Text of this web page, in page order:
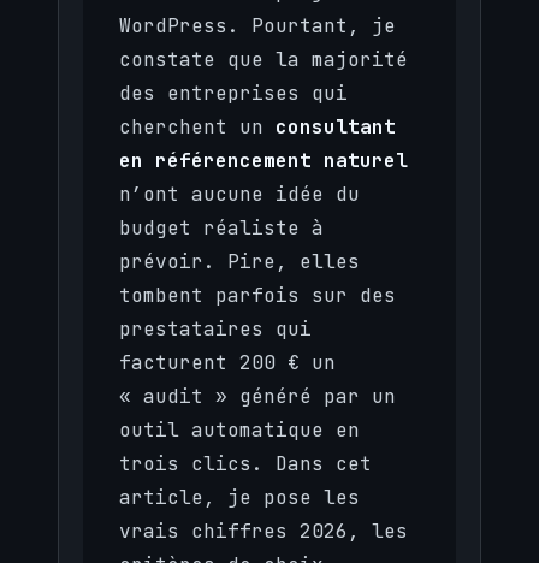
WordPress. Pourtant, je
constate que la majorité
des entreprises qui
cherchent un consultant
en référencement naturel
n’ont aucune idée du
budget réaliste à
prévoir. Pire, elles
tombent parfois sur des
prestataires qui
facturent 200 € un
« audit » généré par un
outil automatique en
trois clics. Dans cet
article, je pose les
vrais chiffres 2026, les